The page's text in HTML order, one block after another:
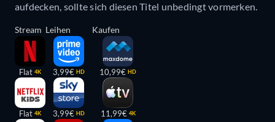
aufdecken, sollte sich diesen Titel unbedingt vormerken.
Stream
Flat 4K
Flat 4K
Leihen
3,99€ HD
3,99€ HD
Kaufen
10,99€ HD
11,99€ 4K